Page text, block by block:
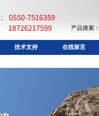
产品搜索：
技术支持 在线留言